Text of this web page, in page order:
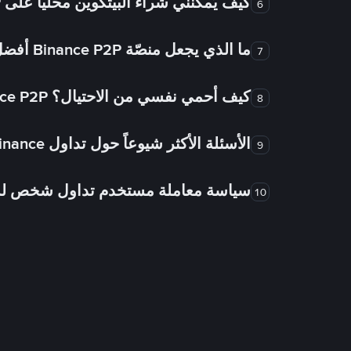
6
7 ما الذي يجعل منصّة Binance P2P أفضل من الأسواق الأخرى للتداول من شخص لشخص؟
8 كيف أحمي نفسي من الاحتيال؟ Binance P2P ضمان FTW!
9 الأسئلة الأكثر شيوعاً حول تداول Binance شخص لشخص
10 سياسة معاملة مستخدم تداول